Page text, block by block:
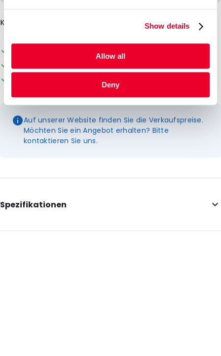
Show details
Allow all
Deny
Kühlelemente für EPS box 520005 und set 520200
Die Verpackung kann individuell gestaltet werden
Kundenorientierter Service
Auf unserer Website finden Sie die Verkaufspreise.
Möchten Sie ein Angebot erhalten? Bitte
kontaktieren Sie uns.
Spezifikationen
External Length: 165